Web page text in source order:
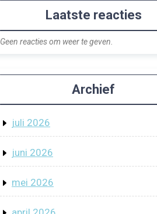
Laatste reacties
Geen reacties om weer te geven.
Archief
juli 2026
juni 2026
mei 2026